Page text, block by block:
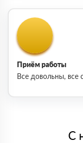
Приём работы
Все довольны, все
С